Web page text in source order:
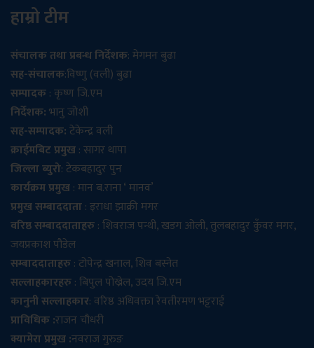
हाम्रो टीम
संचालक तथा प्रबन्ध निर्देशक: मेगमन बुढा
सह-संचालक:विष्णु (वली) बुढा
सम्पादक: कृष्ण जि.एम
निर्देशक:भानु जोशी
सह-सम्पादक:टेकेन्द्र वली
क्राईमबिट प्रमुख: सागर थापा
जिल्ला ब्युरो: टेकबहादुर पुन
कार्यक्रम प्रमुख: मान ब.राना ‘ मानव’
प्रमुख सम्बाददाता: इराधा झाक्री मगर
वरिष्ठ सम्बाददाताहरु: शिवराज पन्थी, खडग ओली, तुलबहादुर कुँवर मगर,
जयप्रकाश पौडेल
सम्बाददाताहरु: टोपेन्द्र खनाल, शिव बस्नेत
सल्लाहकारहरु: बिपुल पोख्रेल, उदय जि.एम
कानुनी सल्लाहकार: वरिष्ठ अधिवक्ता रेवतीरमण भट्टराई
प्राविधिक :राजन चौधरी
क्यामेरा प्रमुख :नवराज गुरुङ